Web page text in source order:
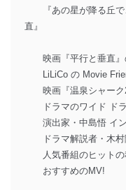
『あの星が降る丘で
直』
映画『平行と垂直』
LiLiCo の Movie
映画『温泉シャーク2
ドラマのワイド ドラ
演出家・中島悟 イン
ドラマ解説者・木村
人気番組のヒットの
おすすめのMV!